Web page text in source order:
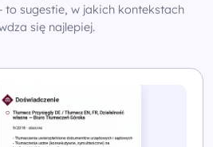
to sugestie, w jakich kontekstach
się najlepiej.